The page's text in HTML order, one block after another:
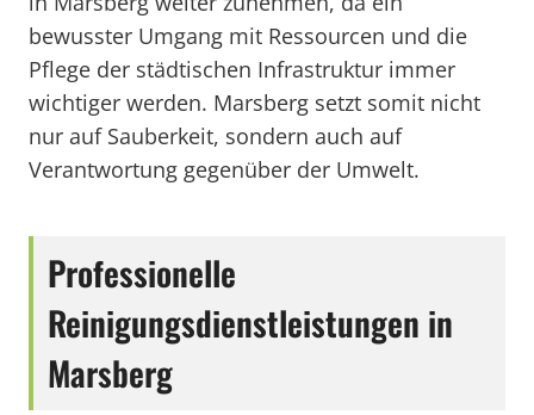
bewusster Umgang mit Ressourcen und die
Pflege der städtischen Infrastruktur immer
wichtiger werden. Marsberg setzt somit nicht
nur auf Sauberkeit, sondern auch auf
Verantwortung gegenüber der Umwelt.
Professionelle
Reinigungsdienstleistungen in
Marsberg